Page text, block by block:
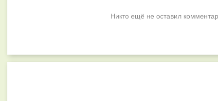
Никто ещё не оставил